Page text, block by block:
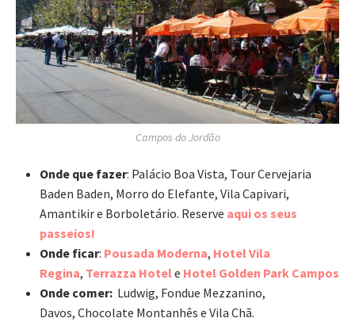
Campos do Jordão
Onde que fazer: Palácio Boa Vista, Tour Cervejaria
Baden Baden, Morro do Elefante, Vila Capivari,
Amantikir e Borboletário. Reserve aqui os seus
passeios!
Onde ficar: Pousada Moderna, Hotel Vila
Regina, Terrazza Hotele Hotel Golden Park Campos
Onde comer: Ludwig, Fondue Mezzanino,
Davos, Chocolate Montanhês e Vila Chã.